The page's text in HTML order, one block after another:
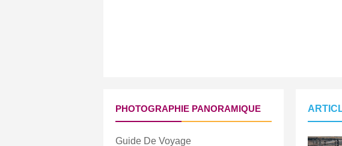
PHOTOGRAPHIE PANORAMIQUE
Guide De Voyage